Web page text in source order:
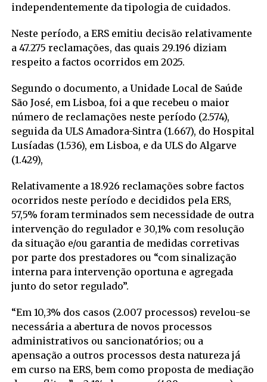
independentemente da tipologia de cuidados.
Neste período, a ERS emitiu decisão relativamente
a 47.275 reclamações, das quais 29.196 diziam
respeito a factos ocorridos em 2025.
Segundo o documento, a Unidade Local de Saúde
São José, em Lisboa, foi a que recebeu o maior
número de reclamações neste período (2.574),
seguida da ULS Amadora-Sintra (1.667), do Hospital
Lusíadas (1.536), em Lisboa, e da ULS do Algarve
(1.429),
Relativamente a 18.926 reclamações sobre factos
ocorridos neste período e decididos pela ERS,
57,5% foram terminados sem necessidade de outra
intervenção do regulador e 30,1% com resolução
da situação e/ou garantia de medidas corretivas
por parte dos prestadores ou “com sinalização
interna para intervenção oportuna e agregada
junto do setor regulado”.
“Em 10,3% dos casos (2.007 processos) revelou-se
necessária a abertura de novos processos
administrativos ou sancionatórios; ou a
apensação a outros processos desta natureza já
em curso na ERS, bem como proposta de mediação